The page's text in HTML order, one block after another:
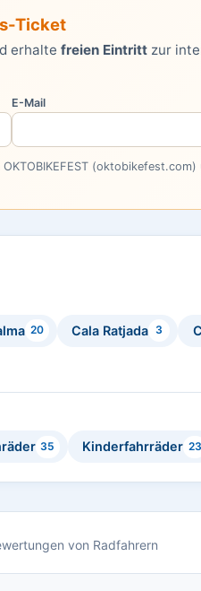
Ticket
erhalte freien Eintritt zur
E-Mail
20 Cala Ratjada 3
35 Kinderfahrräder 23
von Radfahrern